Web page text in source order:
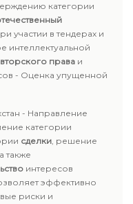
категории
участии в тендерах и
интеллектуальной
права и
- Оценка упущенной
- Направление
категории
сделки, решение
также
интересов
эффективно
риски и